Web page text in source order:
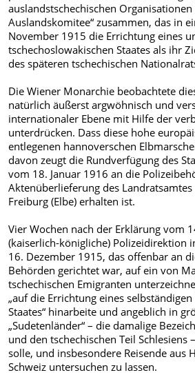
auslandstschechischen Organisationen
Auslandskomitee“ zusammen, das in
November 1915 die Errichtung eines
tschechoslowakischen Staates als ihr
des späteren tschechischen
Die Wiener Monarchie beobachtete
natürlich äußerst argwöhnisch und
internationaler Ebene mit Hilfe der
unterdrücken. Dass diese hohe
entlegenen hannoverschen
davon zeugt die Rundverfügung des
vom 18. Januar 1916 an die
Aktenüberlieferung des
Freiburg (Elbe) erhalten ist.
Vier Wochen nach der Erklärung vom
(kaiserlich-königliche) Polizeidirektion
16. Dezember 1915, das offenbar an
Behörden gerichtet war, auf ein von
tschechischen Emigranten
„auf die Errichtung eines
Staates“ hinarbeite und angeblich in
„Sudetenländer“ – die damalige
und den tschechischen Teil Schlesiens
solle, und insbesondere Reisende aus
Schweiz untersuchen zu lassen.